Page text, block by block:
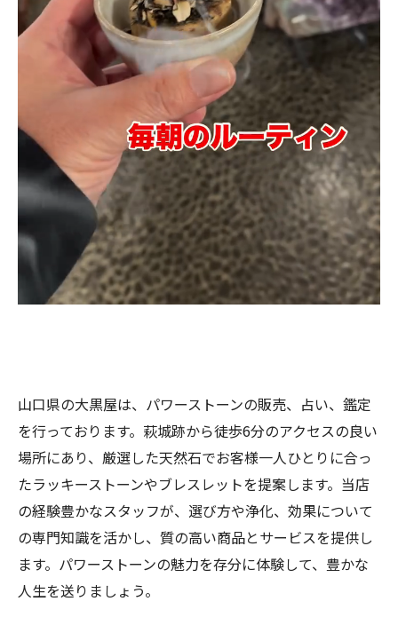
山口県の大黒屋は、パワーストーンの販売、占い、鑑定
を行っております。萩城跡から徒歩6分のアクセスの良い
場所にあり、厳選した天然石でお客様一人ひとりに合っ
たラッキーストーンやブレスレットを提案します。当店
の経験豊かなスタッフが、選び方や浄化、効果について
の専門知識を活かし、質の高い商品とサービスを提供し
ます。パワーストーンの魅力を存分に体験して、豊かな
人生を送りましょう。